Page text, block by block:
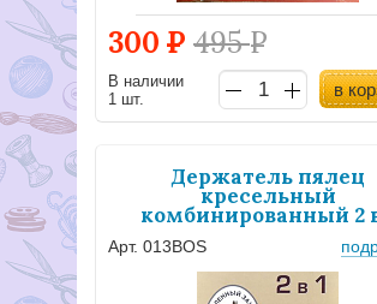
300 Р 495Р
В наличии
1 шт.
в
Держатель пялец
кресельный
комбинированный 2
Арт. 013BOS